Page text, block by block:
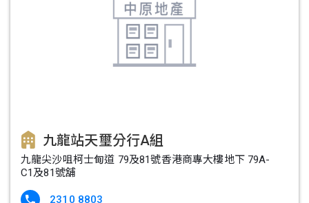
九龍站天璽分行A組
九龍尖沙咀柯士甸道 79及81號香港商專大樓地下 79A-
C1及81號舖
 2310 8803